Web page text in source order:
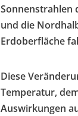
Sonnenstrahlen
und die
Erdoberfläche
Diese
Temperatur,
Auswirkungen